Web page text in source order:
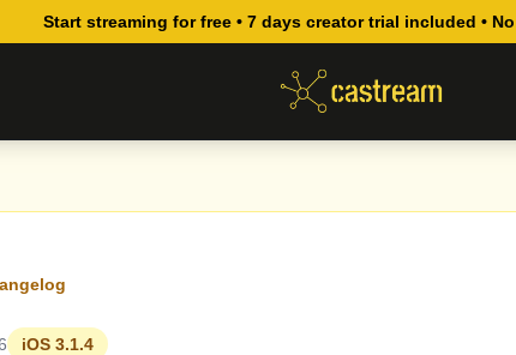
Start streaming for free • 7 days creator trial included •
iOS 3.1.4